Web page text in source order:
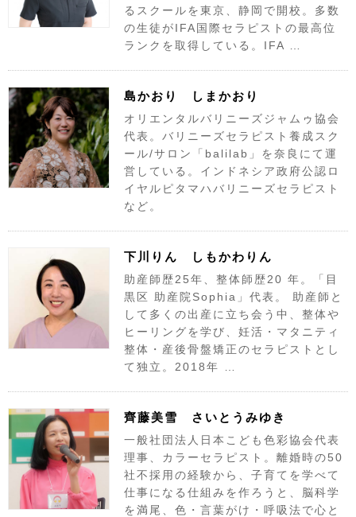
るスクールを東京、静岡で開校。多数
の生徒がIFA国際セラピストの最高位
ランクを取得している。IFA …
島かおり しまかおり
オリエンタルバリニーズジャムゥ協会
代表。バリニーズセラピスト養成スク
ール/サロン「balilab」を奈良にて運
営している。インドネシア政府公認ロ
イヤルピタマハバリニーズセラピスト
など。
下川りん しもかわりん
助産師歴25年、整体師歴20 年。「目
黒区 助産院Sophia」代表。 助産師と
して多くの出産に立ち会う中、整体や
ヒーリングを学び、妊活・マタニティ
整体・産後骨盤矯正のセラピストとし
て独立。2018年 …
齊藤美雪 さいとうみゆき
一般社団法人日本こども色彩協会代表
理事、カラーセラピスト。離婚時の50
社不採用の経験から、子育てを学べて
仕事になる仕組みを作ろうと、脳科学
を満尾、色・言葉がけ・呼吸法で心と